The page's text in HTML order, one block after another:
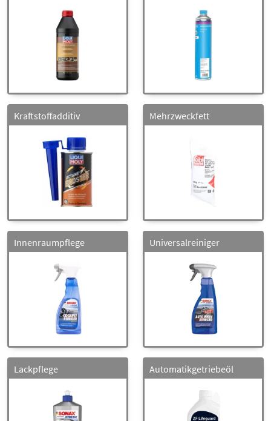
Kraftstoffadditiv Mehrzweckfett
Innenraumpflege Universalreiniger
Lackpflege Automatikgetriebeöl